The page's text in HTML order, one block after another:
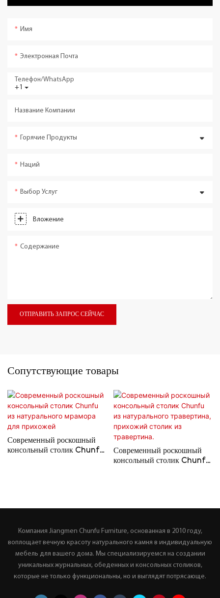
Имя
Электронная Почта
+1
Телефон/WhatsApp
Название Компании
Горячие Продукты
Наций
Выбор Услуг
Вложение
Содержание
ОТПРАВИТЬ ЗАПРОС СЕЙЧАС
Сопутствующие товары
Современный роскошный
консольный столик Chunfu
Современный роскошный
консольный столик Chunfu
Компания Jiangmen Chunfu Furniture, основанная в 2010 году,
воплощает вечную красоту натурального камня в индивидуальную
мебель для вашего дома. Мы специализируемся на создании
уникальных журнальных, обеденных и консольных столиков,
которые не только функциональны, но и выглядят потрясающе.